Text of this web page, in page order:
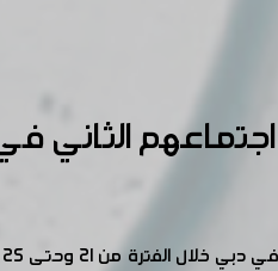
الثاني في